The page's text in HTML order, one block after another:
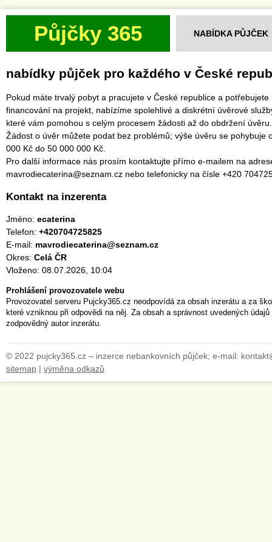
Půjčky 365 NABÍDKA PŮJČEK
nabídky půjček pro každého v České
Pokud máte trvalý pobyt a pracujete v České republice a potřebujete
financování na projekt, nabízíme spolehlivé a diskrétní úvěrové
které vám pomohou s celým procesem žádosti až do obdržení úvěru.
Žádost o úvěr můžete podat bez problémů; výše úvěru se pohybuje
000 Kč do 50 000 000 Kč.
Pro další informace nás prosím kontaktujte přímo e-mailem na
mavrodiecaterina@seznam.cz nebo telefonicky na čísle +420
Kontakt na inzerenta
Jméno: ecaterina
Telefon: +420704725825
E-mail: mavrodiecaterina@seznam.cz
Okres: Celá ČR
Vloženo: 08.07.2026, 10:04
Prohlášení provozovatele webu
Provozovatel serveru Pujcky365.cz neodpovídá za obsah inzerátu a za
které vzniknou při odpovědi na něj. Za obsah a správnost uvedených
zodpovědný autor inzerátu.
© 2022 pujcky365.cz – inzerce nebankovních půjček; e-mail:
sitemap | výměna odkazů